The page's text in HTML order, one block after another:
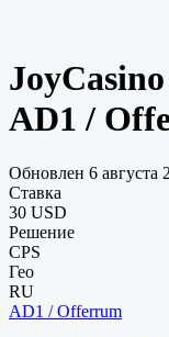
AD1 /
Обновлен 6 августа
Ставка
30 USD
Решение
CPS
Гео
RU
AD1 / Offerrum